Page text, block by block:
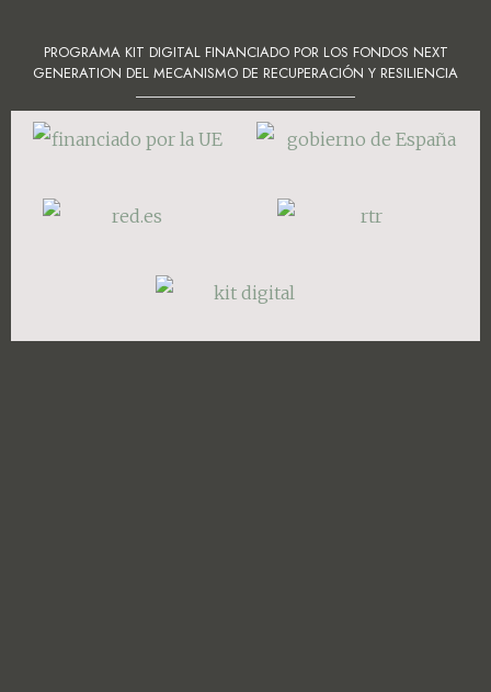
PROGRAMA KIT DIGITAL FINANCIADO POR LOS FONDOS NEXT
GENERATION DEL MECANISMO DE RECUPERACIÓN Y RESILIENCIA